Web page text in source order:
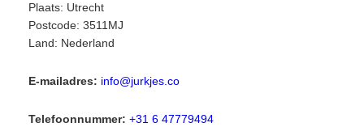
Plaats: Utrecht
Postcode: 3511MJ
Land: Nederland
E-mailadres: info@jurkjes.co
Telefoonnummer: +31 6 47779494